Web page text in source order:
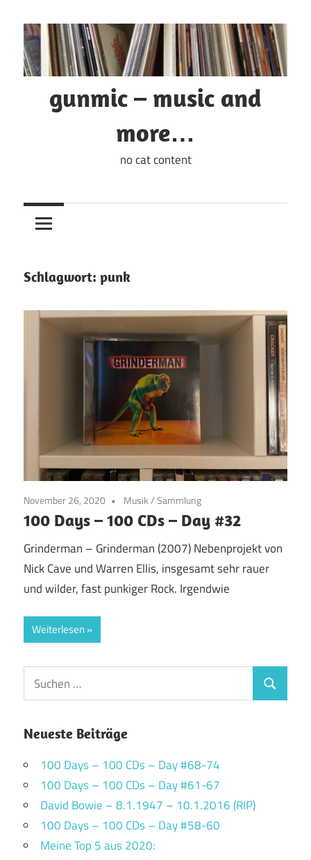
Inhalt
springen
gunmic – music and
more…
no cat content
Schlagwort: punk
November 26, 2020 Musik/Sammlung
100 Days – 100 CDs – Day #32
Grinderman – Grinderman (2007) Nebenprojekt von
Nick Cave und Warren Ellis, insgesamt sehr rauer
und wilder, fast punkiger Rock. Irgendwie
Weiterlesen
Suchen
nach:
Suchen
Neueste Beiträge
100 Days – 100 CDs – Day #68-74
100 Days – 100 CDs – Day #61-67
David Bowie – 8.1.1947 – 10.1.2016 (RIP)
100 Days – 100 CDs – Day #58-60
Meine Top 5 aus 2020: